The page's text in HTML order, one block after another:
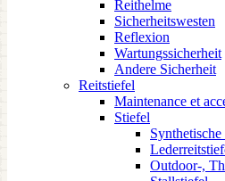
Reithelme
Sicherheitswesten
Reflexion
Wartungssicherheit
Andere Sicherheit
Reitstiefel
Maintenance et
Stiefel
Outdoor-,